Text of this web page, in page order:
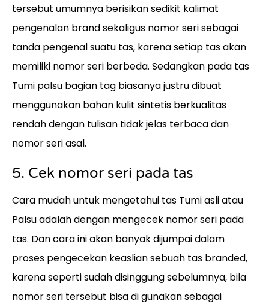
tersebut umumnya berisikan sedikit kalimat
pengenalan brand sekaligus nomor seri sebagai
tanda pengenal suatu tas, karena setiap tas akan
memiliki nomor seri berbeda. Sedangkan pada tas
Tumi palsu bagian tag biasanya justru dibuat
menggunakan bahan kulit sintetis berkualitas
rendah dengan tulisan tidak jelas terbaca dan
nomor seri asal.
5. Cek nomor seri pada tas
Cara mudah untuk mengetahui tas Tumi asli atau
Palsu adalah dengan mengecek nomor seri pada
tas. Dan cara ini akan banyak dijumpai dalam
proses pengecekan keaslian sebuah tas branded,
karena seperti sudah disinggung sebelumnya, bila
nomor seri tersebut bisa di gunakan sebagai